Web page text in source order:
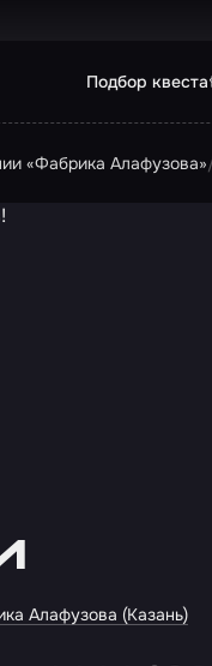
Подбор квеста
«Фабрика Алафузова»
Алафузова (Казань)